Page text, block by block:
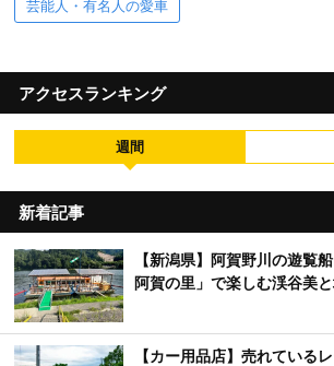
芸能人・有名人の愛車
アクセスランキング
週間
新着記事
【新潟県】阿賀野川の遊覧
阿賀の里」で楽しむ渓谷美
【カー用品店】売れている